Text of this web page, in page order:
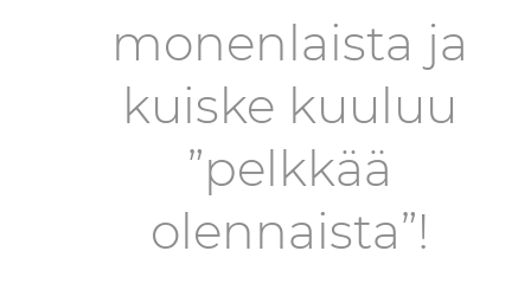
monenlaista ja
kuiske kuuluu
”pelkkää
olennaista”!